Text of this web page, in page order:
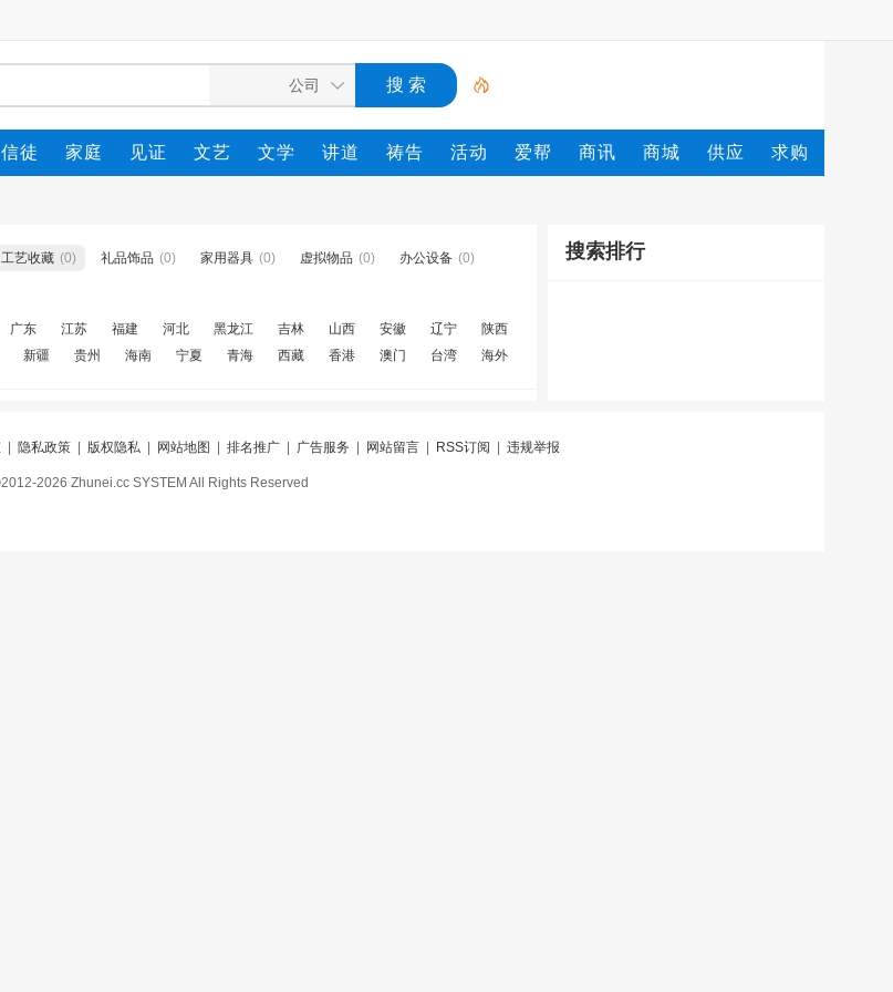
信徒 家庭 见证 文艺 文学 讲道 祷告 活动 爱帮 商讯 商城 供应 求购
工艺收藏 (0) 礼品饰品 (0) 家用器具 (0) 虚拟物品 (0) 办公设备 (0)
广东 江苏 福建 河北 黑龙江 吉林 山西 安徽 辽宁
陕西
新疆 贵州 海南 宁夏 青海 西藏 香港 澳门 台湾 海外
搜索排行
隐私政策 版权隐私 网站地图 排名推广 广告服务 网站留言 RSS订阅 违规举报
2026 Zhunei.cc SYSTEM All Rights Reserved